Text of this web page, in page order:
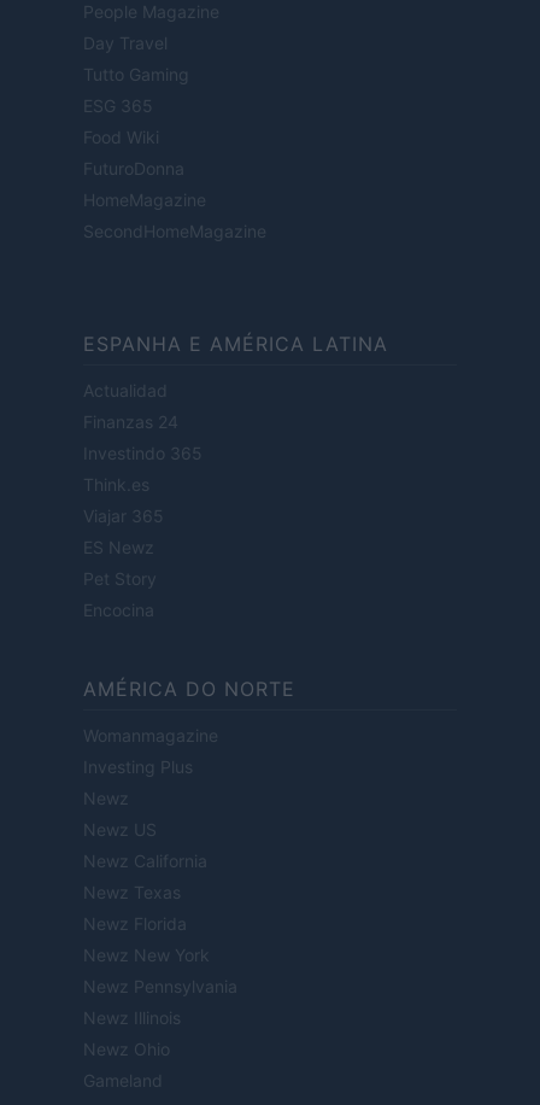
People Magazine
Day Travel
Tutto Gaming
ESG 365
Food Wiki
FuturoDonna
HomeMagazine
SecondHomeMagazine
ESPANHA E AMÉRICA LATINA
Actualidad
Finanzas 24
Investindo 365
Think.es
Viajar 365
ES Newz
Pet Story
Encocina
AMÉRICA DO NORTE
Womanmagazine
Investing Plus
Newz
Newz US
Newz California
Newz Texas
Newz Florida
Newz New York
Newz Pennsylvania
Newz Illinois
Newz Ohio
Gameland